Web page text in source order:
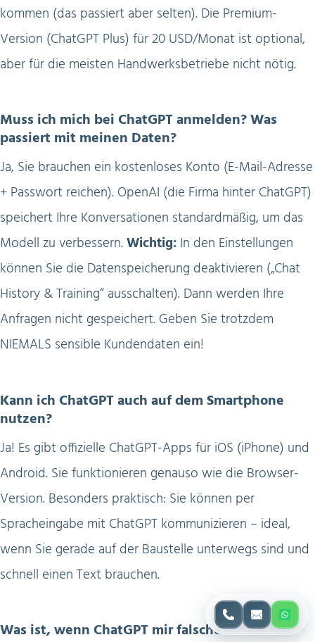
kommen (das passiert aber selten). Die Premium-
Version (ChatGPT Plus) für 20 USD/Monat ist optional,
aber für die meisten Handwerksbetriebe nicht nötig.
Muss ich mich bei ChatGPT anmelden? Was
passiert mit meinen Daten?
Ja, Sie brauchen ein kostenloses Konto (E-Mail-Adresse
+ Passwort reichen). OpenAI (die Firma hinter ChatGPT)
speichert Ihre Konversationen standardmäßig, um das
Modell zu verbessern.Wichtig: In den Einstellungen
können Sie die Datenspeicherung deaktivieren („Chat
History & Training“ ausschalten). Dann werden Ihre
Anfragen nicht gespeichert. Geben Sie trotzdem
NIEMALS sensible Kundendaten ein!
Kann ich ChatGPT auch auf dem Smartphone
nutzen?
Ja! Es gibt offizielle ChatGPT-Apps für iOS (iPhone) und
Android. Sie funktionieren genauso wie die Browser-
Version. Besonders praktisch: Sie können per
Spracheingabe mit ChatGPT kommunizieren – ideal,
wenn Sie gerade auf der Baustelle unterwegs sind und
schnell einen Text brauchen.
Was ist, wenn ChatGPT mir falsche